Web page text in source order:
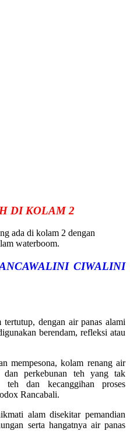
DI KOLAM 2
ada di kolam 2 dengan
waterboom.
CIWALINI
dengan air panas alami
berendam, refleksi atau
mempesona, kolam renang air
dan perkebunan teh yang tak
teh dan kecanggihan proses
Rancabali.
alam disekitar pemandian
serta hangatnya air panas